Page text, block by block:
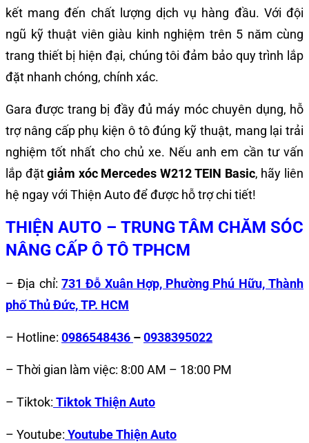
kết mang đến chất lượng dịch vụ hàng đầu. Với đội
ngũ kỹ thuật viên giàu kinh nghiệm trên 5 năm cùng
trang thiết bị hiện đại, chúng tôi đảm bảo quy trình lắp
đặt nhanh chóng, chính xác.
Gara được trang bị đầy đủ máy móc chuyên dụng, hỗ
trợ nâng cấp phụ kiện ô tô đúng kỹ thuật, mang lại trải
nghiệm tốt nhất cho chủ xe. Nếu anh em cần tư vấn
lắp đặtgiảm xóc Mercedes W212 TEIN Basic, hãy liên
hệ ngay với Thiện Auto để được hỗ trợ chi tiết!
THIỆN AUTO – TRUNG TÂM CHĂM SÓC
NÂNG CẤP Ô TÔ TPHCM
– Địa chỉ: 731 Đỗ Xuân Hợp, Phường Phú Hữu, Thành
phố Thủ Đức, TP. HCM
– Hotline: 0986548436 –0938395022
– Thời gian làm việc: 8:00 AM – 18:00 PM
– Tiktok: Tiktok Thiện Auto
– Youtube: Youtube Thiện Auto